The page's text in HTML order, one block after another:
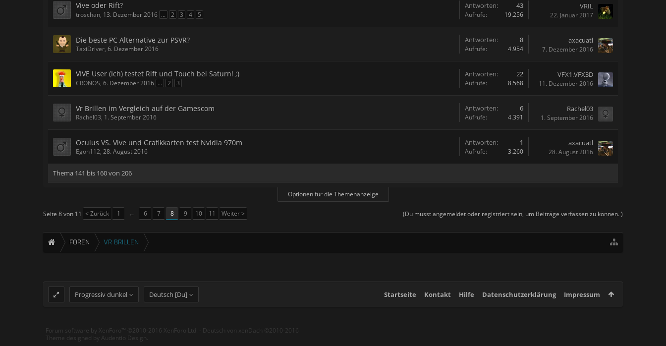
Vive oder Rift?
troschan, 13. Dezember 2016 ... 2 3 4 5
Antworten: 43
Aufrufe: 19.256
VRIL
22. Januar 2017
Die beste PC Alternative zur PSVR?
TaxiDriver, 6. Dezember 2016
Antworten: 8
Aufrufe: 4.954
axacuatl
7. Dezember 2016
VIVE User (Ich) testet Rift und Touch bei Saturn! ;)
CRONOS, 6. Dezember 2016 ... 2 3
Antworten: 22
Aufrufe: 8.568
VFX1.VFX3D
11. Dezember 2016
Vr Brillen im Vergleich auf der Gamescom
Rachel03, 1. September 2016
Antworten: 6
Aufrufe: 4.391
Rachel03
1. September 2016
Oculus VS. Vive und Grafikkarten test Nvidia 970m
Egon112, 28. August 2016
Antworten: 1
Aufrufe: 3.260
axacuatl
28. August 2016
Thema 141 bis 160 von 206
Optionen für die Themenanzeige
(Du musst angemeldet oder registriert sein, um Beiträge verfassen zu können. )
Seite 8 von 11 < Zurück 1 ← 6 7 8 9 10 11 Weiter >
FOREN VR BRILLEN
Progressiv dunkel Deutsch [Du] Startseite Kontakt Hilfe Datenschutzerklärung Impressum
Forum software by XenForo™ ©2010-2016 XenForo Ltd. - Deutsch von xenDach ©2010-2016
Theme designed by Audentio Design.